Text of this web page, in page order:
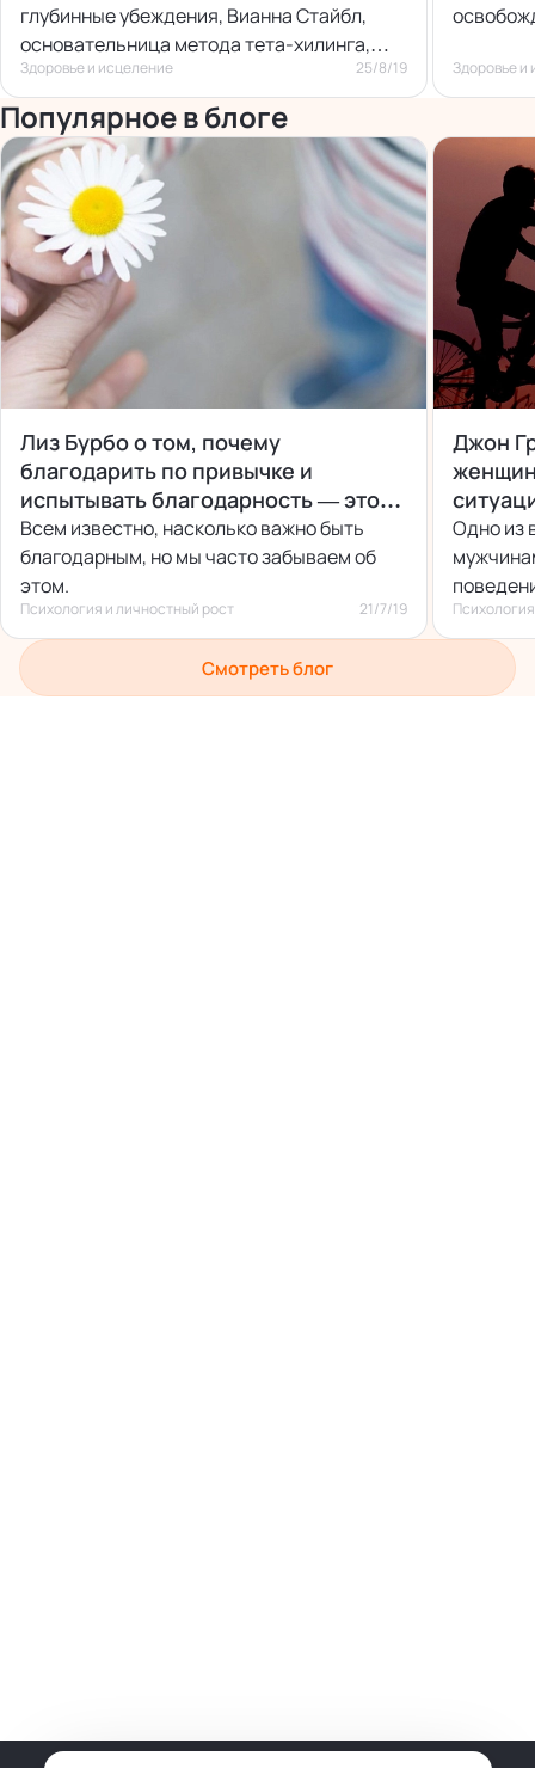
глубинные убеждения, Вианна Стайбл,
основательница метода тета-хилинга,
написала отдельную книгу.
Здоровье и исцеление 25/8/19 Здоровье и
Популярное в блоге
Лиз Бурбо о том, почему
благодарить по привычке и
испытывать благодарность — это
две большие разницы
Всем известно, насколько важно быть
благодарным, но мы часто забываем об
этом.
Психология и личностный рост 21/7/19
Джон
Одно из
Смотреть блог